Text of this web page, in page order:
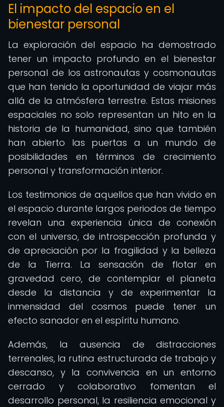
El impacto del espacio en el
bienestar personal
La exploración del espacio ha demostrado
tener un impacto profundo en el bienestar
personal de los astronautas y cosmonautas
que han tenido la oportunidad de viajar más
allá de la atmósfera terrestre. Estas misiones
espaciales no solo representan un hito en la
historia de la humanidad, sino que también
han abierto las puertas a un mundo de
posibilidades en términos de crecimiento
personal y transformación interior.
Los testimonios de aquellos que han vivido en
el espacio durante largos periodos de tiempo
revelan una experiencia única de conexión
con el universo, de introspección profunda y
de apreciación por la fragilidad y la belleza
de la Tierra. La sensación de flotar en
gravedad cero, de contemplar el planeta
desde la distancia y de experimentar la
inmensidad del cosmos puede tener un
efecto sanador en el espíritu humano.
Además, la ausencia de distracciones
terrenales, la rutina estructurada de trabajo y
descanso, y la convivencia en un entorno
cerrado y colaborativo fomentan el
desarrollo personal, la resiliencia emocional y